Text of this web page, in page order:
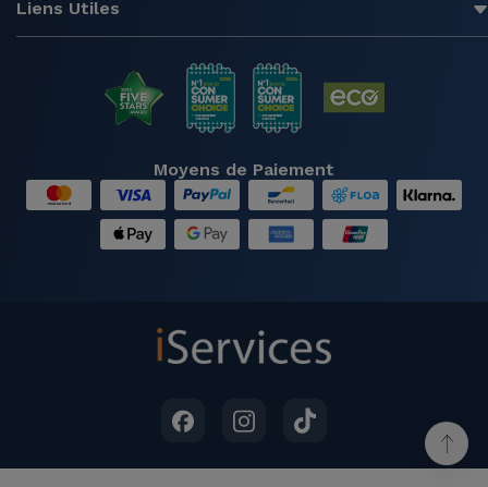
Liens Utiles
Moyens de Paiement